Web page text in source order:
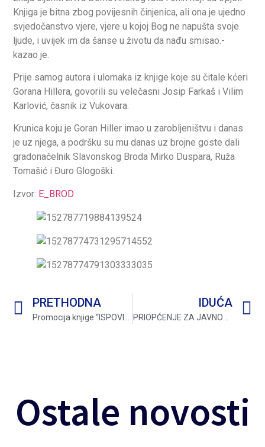
Knjiga je bitna zbog povijesnih činjenica, ali ona je ujedno
svjedočanstvo vjere, vjere u kojoj Bog ne napušta svoje
ljude, i uvijek im da šanse u životu da nađu smisao.-
kazao je.
Prije samog autora i ulomaka iz knjige koje su čitale kćeri
Gorana Hillera, govorili su velečasni Josip Farkaš i Vilim
Karlović, časnik iz Vukovara.
Krunica koju je Goran Hiller imao u zarobljeništvu i danas
je uz njega, a podršku su mu danas uz brojne goste dali
gradonačelnik Slavonskog Broda Mirko Duspara, Ruža
Tomašić i Đuro Glogoški.
Izvor: E_BROD
PRETHODNA IDUĆA
Ostale novosti